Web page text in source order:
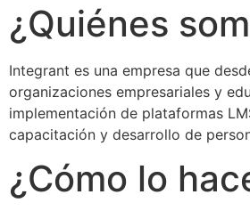
¿Quiénes
Integrant es una empresa que
organizaciones empresariales y
implementación de plataformas
capacitación y desarrollo de
¿Cómo lo